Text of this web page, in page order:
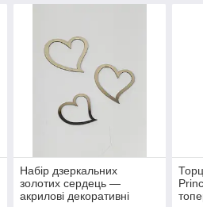
Набір дзеркальних
золотих сердець —
акрилові декоративні